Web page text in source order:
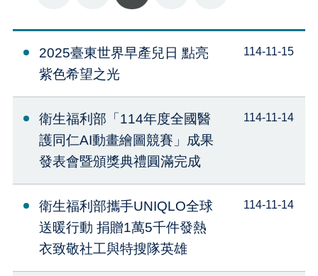
2025臺東世界早產兒日 點亮
紫色希望之光
114-11-15
衛生福利部「114年度全國醫
護同仁AI動畫繪圖競賽」成果
發表會暨頒獎典禮圓滿完成
114-11-14
衛生福利部攜手UNIQLO全球
送暖行動 捐贈1萬5千件發熱
衣致敬社工與特搜隊英雄
114-11-14